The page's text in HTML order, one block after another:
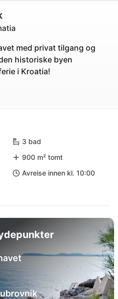
med privat tilgang og
historiske byen
i Kroatia!
3 bad
900 m² tomt
Avreise innen kl. 10:00